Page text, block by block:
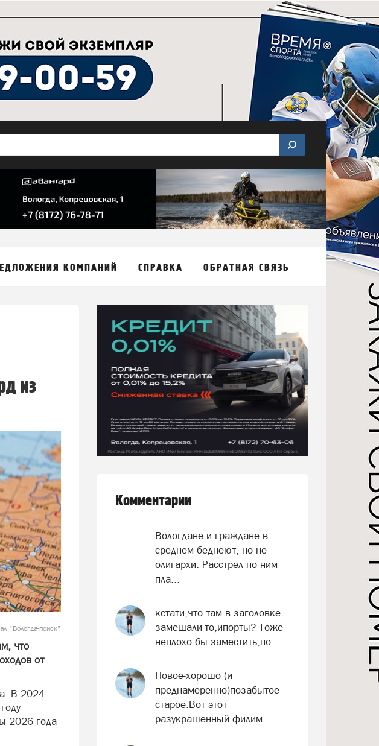
КОМПАНИЙ СПРАВКА ОБРАТНАЯ СВЯЗЬ
из
"Вологда-поиск"
что
от
В 2024
2026 года
Комментарии
Вологдане и граждане в
среднем беднеют, но не
олигархи. Расстрел по ним
пла...
кстати,что там в заголовке
замещали-то,ипорты? Тоже
неплохо бы заместить,по...
Новое-хорошо (и
преднамеренно)позабытое
старое.Вот этот
разукрашенный филим...